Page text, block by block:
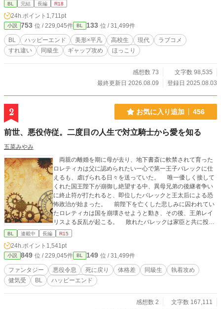
BL 完結 長編 R18
24h.ポイント 1,711pt
小説 753 位 / 229,045件 BL 133 位 / 31,499件
BL ハッピーエンド 美形×平凡 高校生 現代
ラブコメ
すれ違い
同級生 ギャップ攻め ほっこり
感想数 73
文字数 98,535
最終更新日 2026.08.09
登録日 2025.08.03
2 お気に入り追加 456
前世、悪役侍従。二度目の人生で対立騎士から愛を知る
五菜みやみ
両親の離婚を期に母が去り、地下書斎に軟禁されて育った
ロレティカは父に認められたい一心で第一王子バレックに仕
えるも、虐げられる日々を送っていた。 唯一優しく接して
くれた国王陛下が崩御し絶望する中、異母兄弟の後継者争い
に終止符が打たれると、即位したバレックと王太后による恐
怖政治が始まった。 前陛下を亡くした悲しみに囚われてい
たロレティカは国を崩壊させようと動き、その後、王弟レイ
リスよる反乱が起こる。 敗れたバレックは家臣と共に投獄
され、ロレティカも地下牢へ繋がれる。 そこでレイリスの
を知り……。 処刑寸前に「今度はサルクのために生きた
い」と願いながら断罪されたが、目覚めると登城前に時間が
巻き戻っていて──！？ いいね、エール、感想、とても励み
になります！ ※注意事項※ 7話〜28話くらいまで、お家騒動
編と思って読んでください。後の方にならないと攻めキャラ
BL 連載中 長編 R15
24h.ポイント 1,541pt
小説 849 位 / 229,045件 BL 149 位 / 31,499件
ファンタジー 悪役令息 死に戻り 体格差 同級生
執着攻め
健気受
BL ハッピーエンド
感想数 2
文字数 167,111